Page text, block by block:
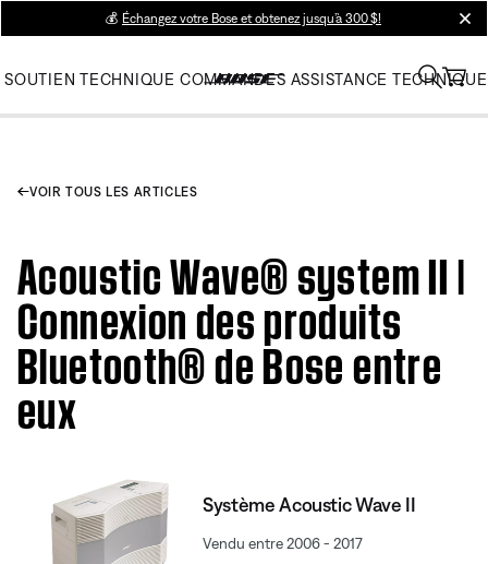
💰 Échangez votre Bose et obtenez jusqu’à 300 $!
SOUTIEN TECHNIQUE COMMANDES ASSISTANCE TECHNIQUE
VOIR TOUS LES ARTICLES
Acoustic Wave® system II |
Connexion des produits
Bluetooth® de Bose entre
eux
Système Acoustic Wave II
Vendu entre 2006 - 2017